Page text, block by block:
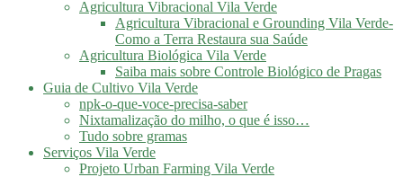
Agricultura Vibracional Vila Verde
Agricultura Vibracional e Grounding Vila Verde-
Como a Terra Restaura sua Saúde
Agricultura Biológica Vila Verde
Saiba mais sobre Controle Biológico de Pragas
Guia de Cultivo Vila Verde
npk-o-que-voce-precisa-saber
Nixtamalização do milho, o que é isso…
Tudo sobre gramas
Serviços Vila Verde
Projeto Urban Farming Vila Verde